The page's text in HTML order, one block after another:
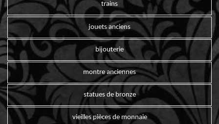
trains
jouets anciens
bijouterie
montre anciennes
statues de bronze
vieilles pièces de monnaie